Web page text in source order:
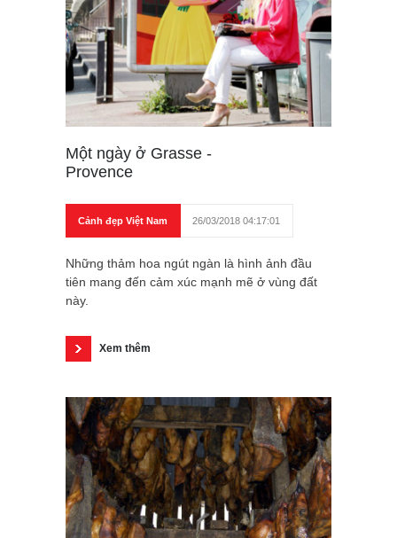
Một ngày ở Grasse -
Provence
Cảnh đẹp Việt Nam 26/03/2018 04:17:01
Những thảm hoa ngút ngàn là hình ảnh đầu
tiên mang đến cảm xúc mạnh mẽ ở vùng đất
này.
Xem thêm